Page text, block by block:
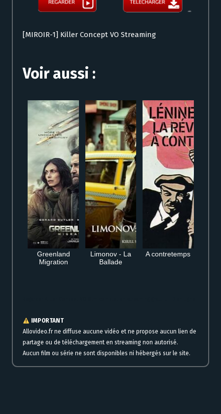
[MIROIR-1] Killer Concept VO Streaming
Voir aussi :
Greenland
Migration
Limonov - La
Ballade
A contretemps
IMPORTANT
Allovideo.fr ne diffuse aucune vidéo et ne propose aucun lien de
partage ou de téléchargement en streaming non autorisé.
Aucun film ou série ne sont disponibles ni hébergés sur le site.